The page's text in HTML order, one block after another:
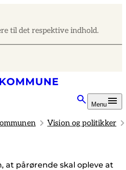
til det respektive indhold.
Menu
Vision og politikker
at pårørende skal opleve at